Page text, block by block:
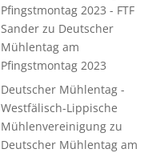
Pfingstmontag 2023 - FTF
Sander zu Deutscher
Mühlentag am
Pfingstmontag 2023
Deutscher Mühlentag -
Westfälisch-Lippische
Mühlenvereinigung zu
Deutscher Mühlentag am